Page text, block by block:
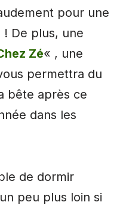
pour une
De plus, une
Zé« , une
permettra du
bête après ce
dans les
de dormir
peu plus loin si